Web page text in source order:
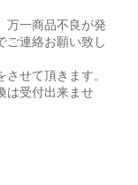
万一商品不良が発
ご連絡お願い致し
せて頂きます。
は受付出来ませ